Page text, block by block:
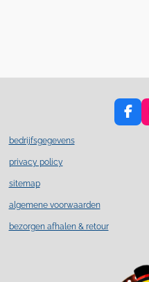
F
a
bedrijfsgegevens
privacy policy
sitemap
algemene voorwaarden
bezorgen afhalen & retour